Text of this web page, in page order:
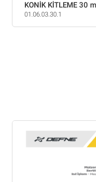
KONİK KİTLEME 30
01.06.03.30.1